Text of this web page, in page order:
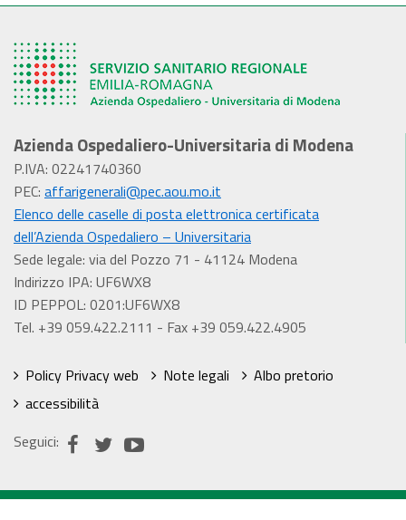
Azienda Ospedaliero-Universitaria di Modena
P.IVA: 02241740360
PEC: affarigenerali@pec.aou.mo.it
Elenco delle caselle di posta elettronica certificata
dell’Azienda Ospedaliero – Universitaria
Sede legale: via del Pozzo 71 - 41124 Modena
Indirizzo IPA: UF6WX8
ID PEPPOL: 0201:UF6WX8
Tel. +39 059.422.2111 - Fax +39 059.422.4905
Policy Privacy web Note legali
Albo pretorio
accessibilità
Seguici: